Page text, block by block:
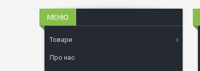
Товари
Про нас